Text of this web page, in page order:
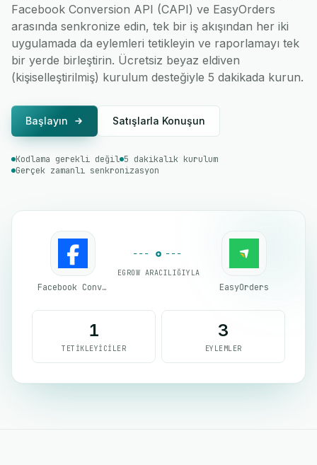
Facebook Conversion API (CAPI) ve EasyOrders
arasında senkronize edin, tek bir iş akışından her iki
uygulamada da eylemleri tetikleyin ve raporlamayı tek
bir yerde birleştirin. Ücretsiz beyaz eldiven
(kişiselleştirilmiş) kurulum desteğiyle 5 dakikada kurun.
Başlayın Satışlarla Konuşun
Kodlama gerekli değil 5 dakikalık kurulum
Gerçek zamanlı senkronizasyon
Facebook Conversion API (CAPI)
EGROW ARACILIĞIYLA
EasyOrders
1
TETIKLEYICILER
3
EYLEMLER